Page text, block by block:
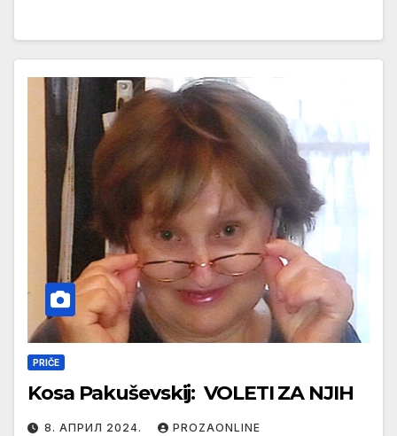
PRIČE
Kosa Pakuševskij: VOLETI ZA NJIH
8. АПРИЛ 2024. PROZAONLINE